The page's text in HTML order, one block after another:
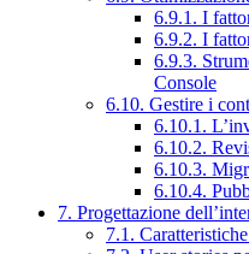
6.9.1. I
6.9.2. I
6.9.3.
Console
6.10. Gestire i
6.10.1.
6.10.2.
6.10.3.
6.10.4.
7. Progettazione
7.1.